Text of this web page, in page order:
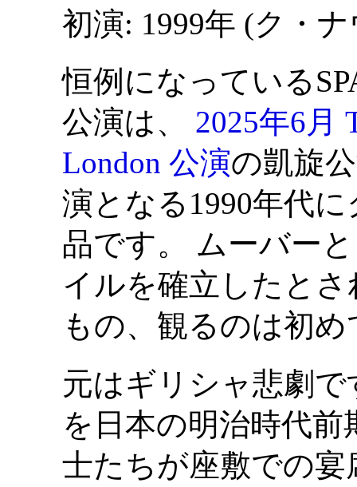
初演: 1999年 (ク・
恒例になっている
公演は、 2025年6月
London 公演の凱旋
演となる1990年代
品です。 ムーバー
イルを確立したと
もの、観るのは初め
元はギリシャ悲劇
を日本の明治時代
士たちが座敷での